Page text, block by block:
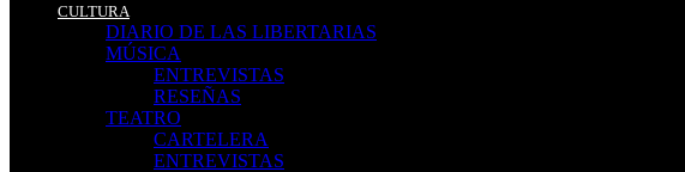
CULTURA
DIARIO DE LAS LIBERTARIAS
MÚSICA
ENTREVISTAS
RESEÑAS
TEATRO
CARTELERA
ENTREVISTAS